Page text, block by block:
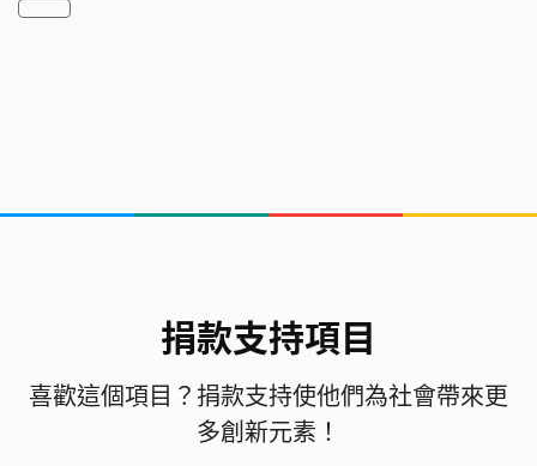
捐款支持項目
喜歡這個項目？捐款支持使他們為社會帶來更
多創新元素！